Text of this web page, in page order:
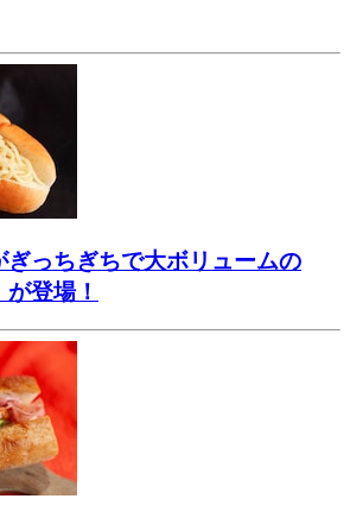
ぎっちぎちで大ボリュームの
が登場！